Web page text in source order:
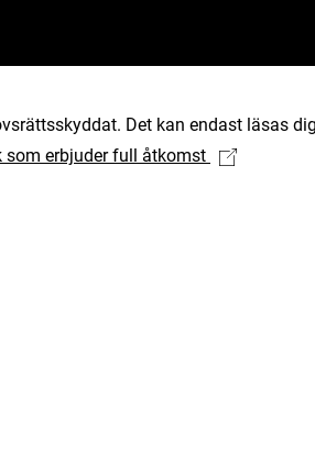
Det kan endast läsas
som erbjuder full åtkomst